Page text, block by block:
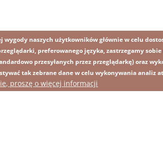
RSS
Obraz
wygody naszych użytkowników głównie w celu
preferowanego języka, zastrzegamy
przesyłanych przez przeglądarkę) oraz
tak zebrane dane w celu wykonywania analiz
proszę o więcej informacji